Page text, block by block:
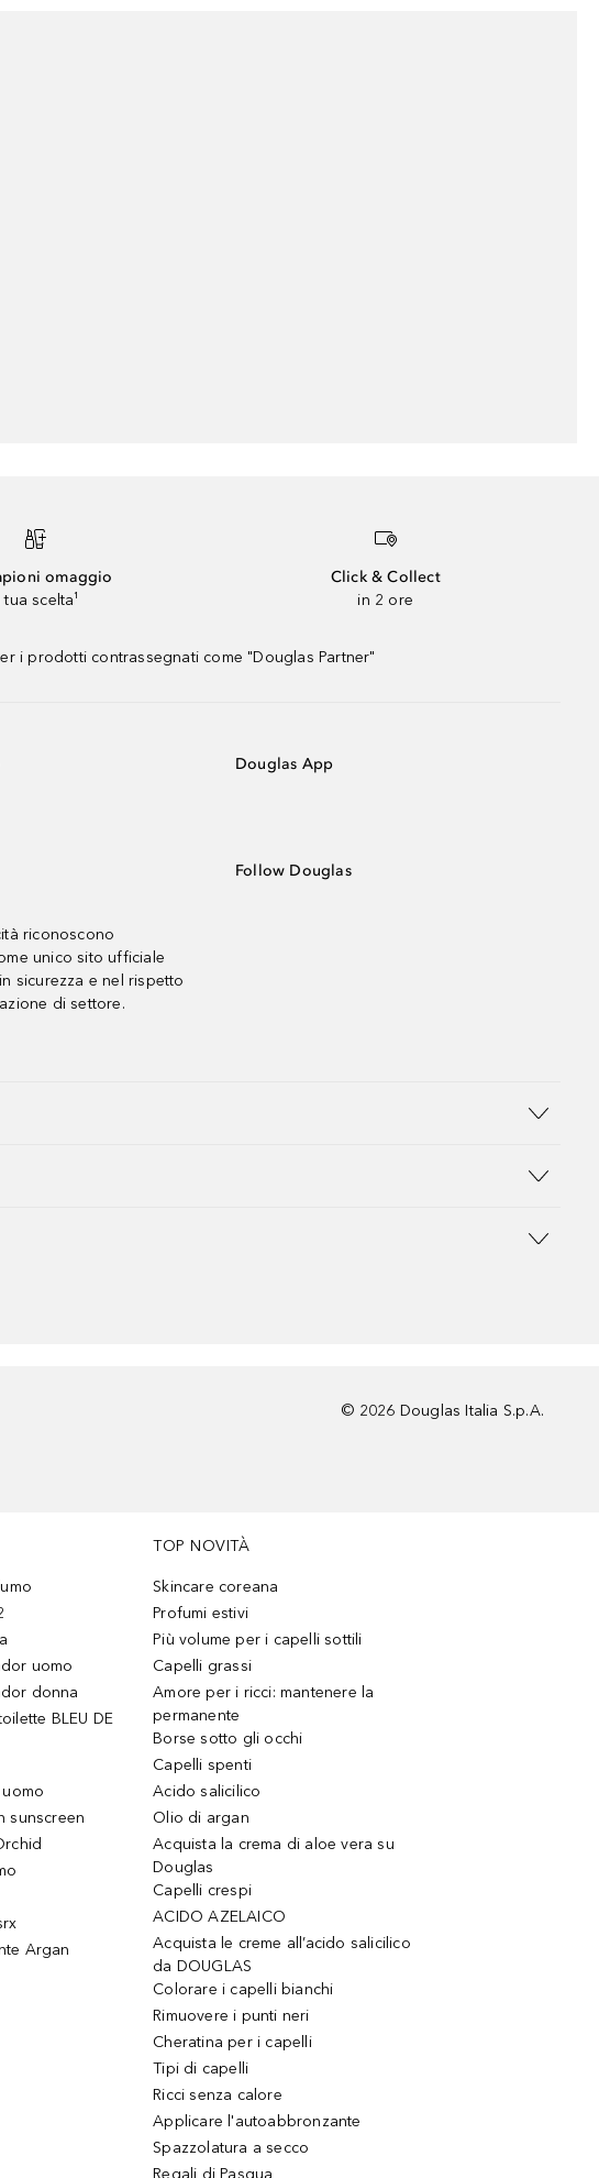
omaggio
tua scelta¹
Click & Collect
in 2 ore
i prodotti contrassegnati come "Douglas Partner"
riconoscono
unico sito ufficiale
sicurezza e nel rispetto
di settore.
Douglas App
Follow Douglas
© 2026 Douglas Italia S.p.A.
uomo
donna
BLEU DE
sunscreen
Argan
TOP NOVITÀ
Skincare coreana
Profumi estivi
Più volume per i capelli sottili
Capelli grassi
Amore per i ricci: mantenere la
permanente
Borse sotto gli occhi
Capelli spenti
Acido salicilico
Olio di argan
Acquista la crema di aloe vera su
Douglas
Capelli crespi
ACIDO AZELAICO
Acquista le creme all’acido salicilico
da DOUGLAS
Colorare i capelli bianchi
Rimuovere i punti neri
Cheratina per i capelli
Tipi di capelli
Ricci senza calore
Applicare l'autoabbronzante
Spazzolatura a secco
Regali di Pasqua